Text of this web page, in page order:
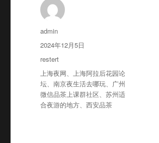
作
者
admin
发
2024年12月5日
分
类
restert
标
签
上海夜网、上海阿拉后花园论
坛、南京夜生活去哪玩、 广州
微信品茶上课群社区、苏州适
合夜游的地方、西安品茶